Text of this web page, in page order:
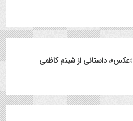
«عکس»، داستانی از شبنم کاظمی